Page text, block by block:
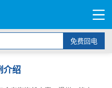
免费回电
介绍